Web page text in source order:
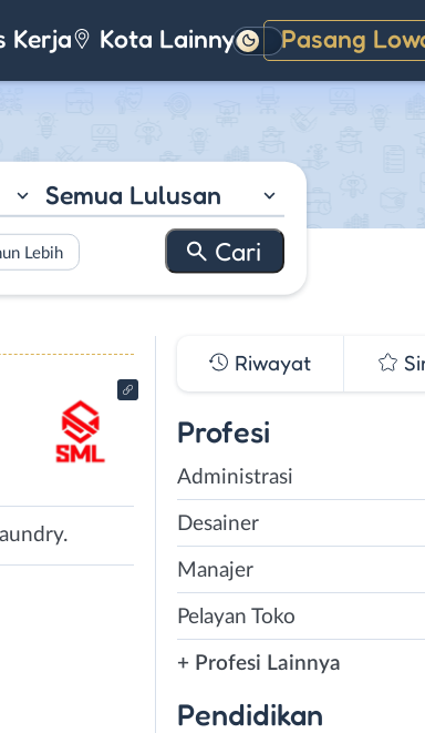
Kerja Kota Lainnya Pasang
Gelap
Semua Lulusan
Lebih
Riwayat
Profesi
Administrasi
Desainer
Manajer
Pelayan Toko
+ Profesi Lainnya
Pendidikan